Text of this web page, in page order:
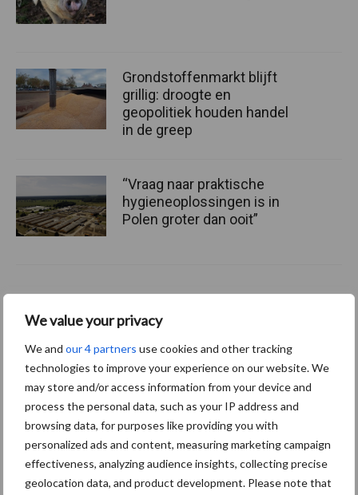
We value your privacy
We and our 4 partners use cookies and other tracking
technologies to improve your experience on our website. We
may store and/or access information from your device and
process the personal data, such as your IP address and
browsing data, for purposes like providing you with
personalized ads and content, measuring marketing campaign
effectiveness, analyzing audience insights, collecting precise
geolocation data, and product development. Please note that
Grondstoffenmarkt blijft
grillig: droogte en
geopolitiek houden handel
in de greep
“Vraag naar praktische
hygieneoplossingen is in
Polen groter dan ooit”
Diergezondheid Fokkerij Huisvesting
Afrikaanse
varkenspest
Brachyspira